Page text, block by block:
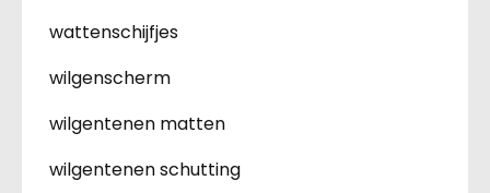
wattenschijfjes
wilgenscherm
wilgentenen matten
wilgentenen schutting